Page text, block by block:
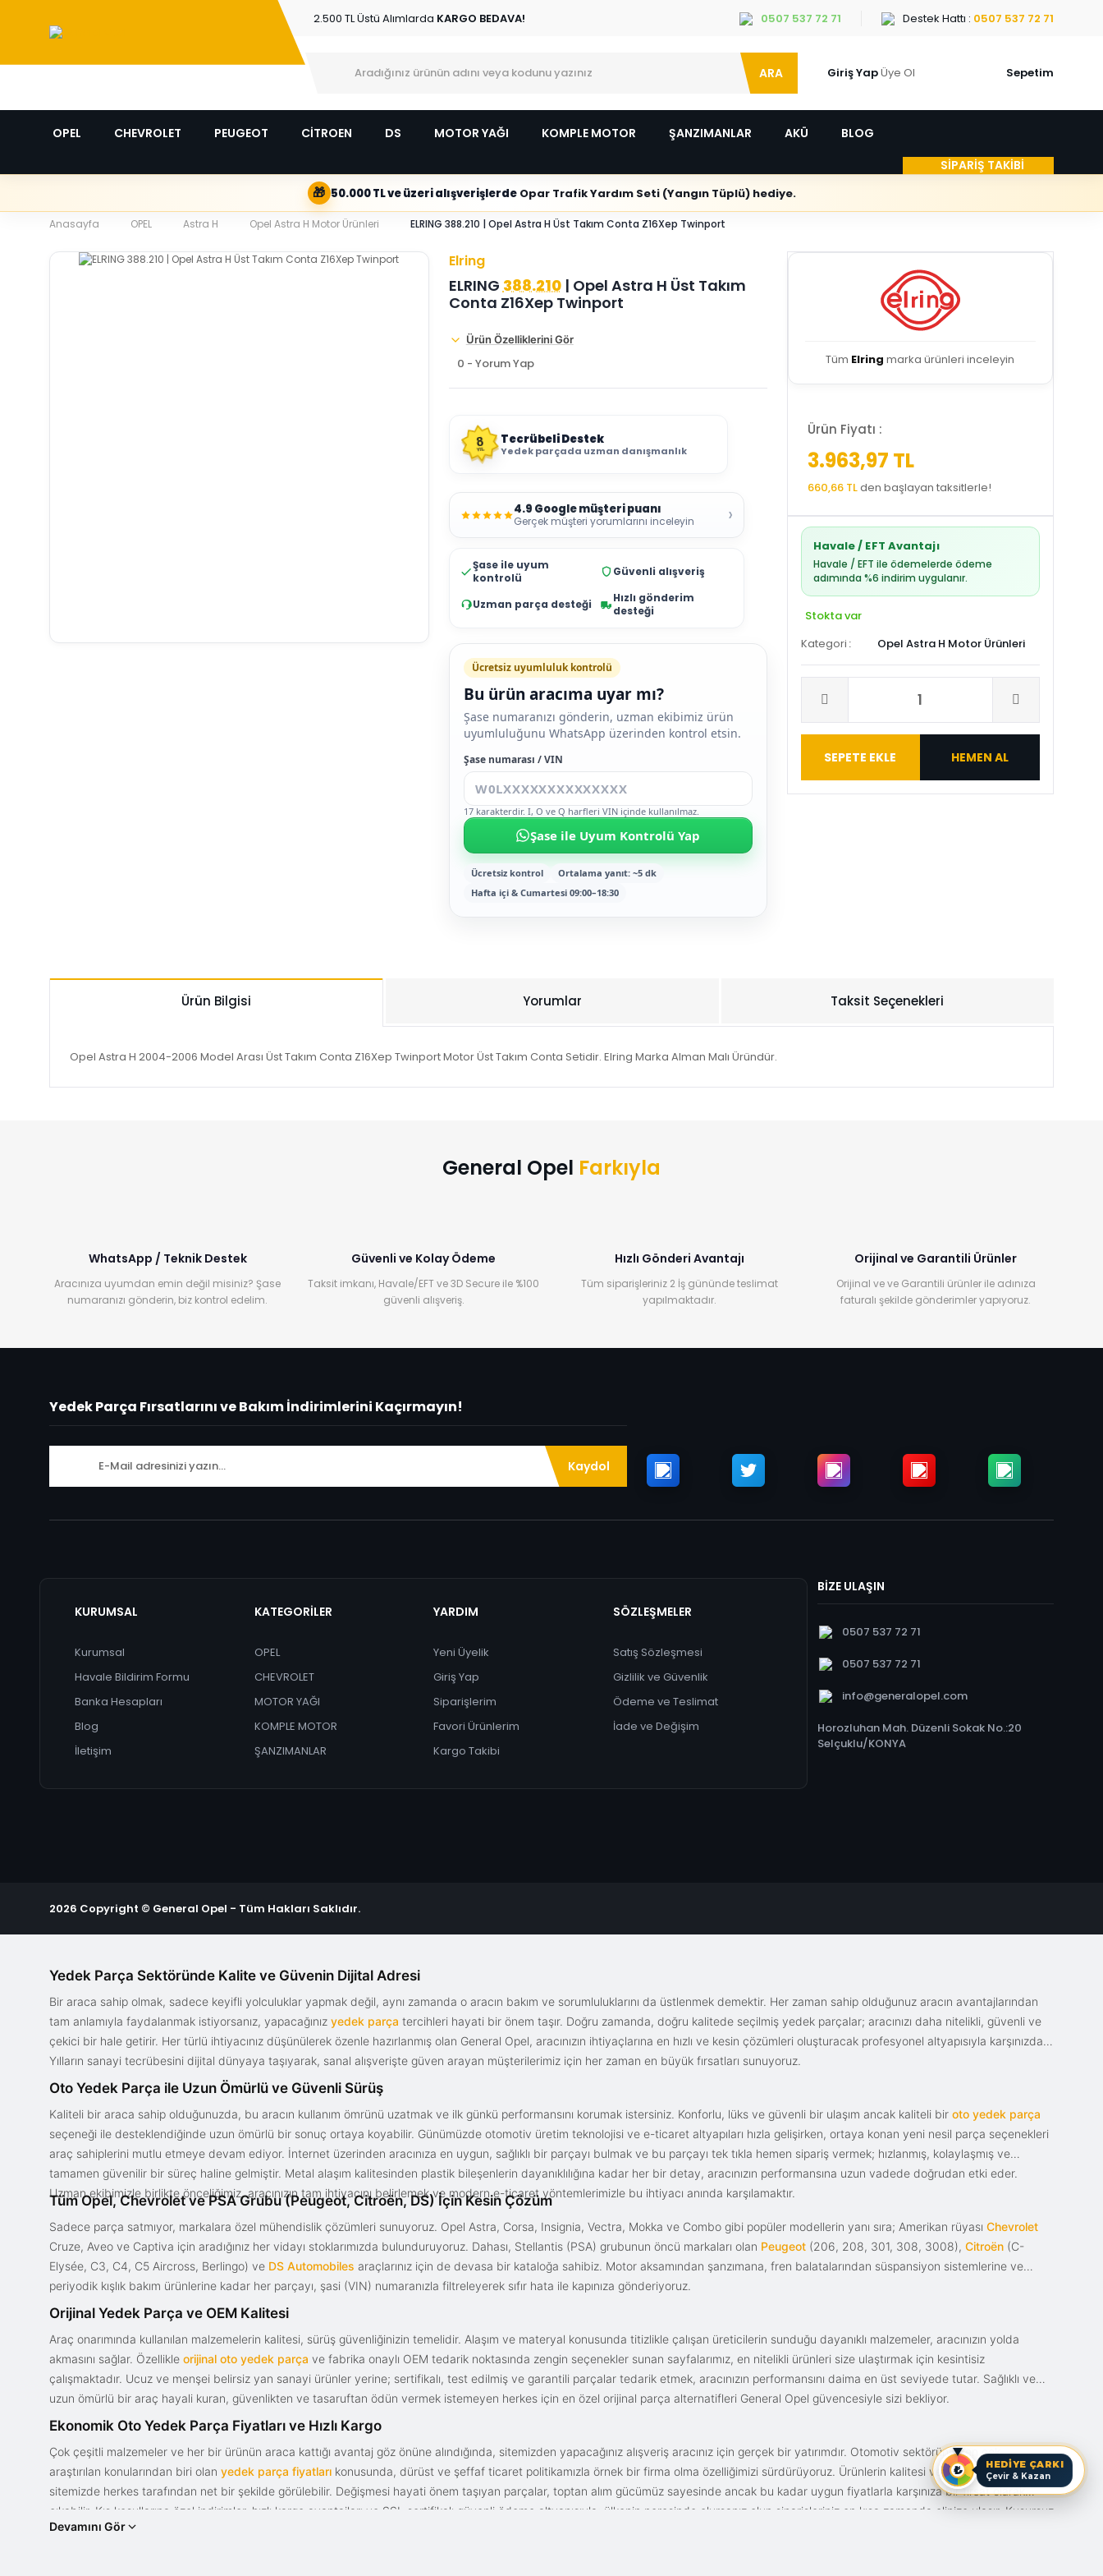
2.500 TL Üstü Alımlarda KARGO BEDAVA! 0507 537 72 71 Destek Hattı : 0507 537 72 71
ARA Giriş YapÜye Ol Sepetim
OPEL CHEVROLET PEUGEOT CİTROEN DS MOTOR YAĞI KOMPLE MOTOR ŞANZIMANLAR AKÜ
BLOG
SİPARİŞ TAKİBİ
🎁 50.000 TL ve üzeri alışverişlerdeOpar Trafik Yardım Seti (Yangın Tüplü) hediye.
Anasayfa OPEL Astra H Opel Astra H Motor Ürünleri ELRING 388.210 | Opel Astra H Üst Takım Conta Z16Xep Twinport
Elring
ELRING388.210| Opel Astra H Üst Takım
Conta Z16Xep Twinport
Ürün Özelliklerini Gör
0 - Yorum Yap
8
YIL
Tecrübeli Destek
Yedek parçada uzman danışmanlık
4.9 Google müşteri puanı
Gerçek müşteri yorumlarını inceleyin ›
Şase ile uyum
kontrolü
Güvenli alışveriş
Uzman parça desteği
Hızlı gönderim
desteği
Ücretsiz uyumluluk kontrolü
Bu ürün aracıma uyar mı?
Şase numaranızı gönderin, uzman ekibimiz ürün
uyumluluğunu WhatsApp üzerinden kontrol etsin.
Şase numarası / VIN
17 karakterdir. I, O ve Q harfleri VIN içinde kullanılmaz.
Şase ile Uyum Kontrolü Yap
Ücretsiz kontrol
Ortalama yanıt: ~5 dk
Hafta içi & Cumartesi 09:00–18:30
Tüm Elring marka ürünleri inceleyin
Ürün Fiyatı :
3.963,97 TL
660,66 TLden başlayan taksitlerle!
Havale / EFT Avantajı
Havale / EFT ile ödemelerde ödeme
adımında %6 indirim uygulanır.
Stokta var
Kategori
Opel Astra H Motor Ürünleri
SEPETE EKLE HEMEN AL
Ürün Bilgisi Yorumlar Taksit Seçenekleri
Opel Astra H 2004-2006 Model Arası Üst Takım Conta Z16Xep Twinport Motor Üst Takım Conta Setidir. Elring Marka Alman Malı Üründür.
General Opel Farkıyla
WhatsApp / Teknik Destek
Aracınıza uyumdan emin değil misiniz? Şase
numaranızı gönderin, biz kontrol edelim.
Güvenli ve Kolay Ödeme
Taksit imkanı, Havale/EFT ve 3D Secure ile %100
güvenli alışveriş.
Hızlı Gönderi Avantajı
Tüm siparişleriniz 2 İş gününde teslimat
yapılmaktadır.
Orijinal ve Garantili Ürünler
Orijinal ve ve Garantili ürünler ile adınıza
faturalı şekilde gönderimler yapıyoruz.
Yedek Parça Fırsatlarını ve Bakım İndirimlerini Kaçırmayın!
Kaydol
KURUMSAL
Kurumsal
Havale Bildirim Formu
Banka Hesapları
Blog
İletişim
KATEGORİLER
OPEL
CHEVROLET
MOTOR YAĞI
KOMPLE MOTOR
ŞANZIMANLAR
YARDIM
Yeni Üyelik
Giriş Yap
Siparişlerim
Favori Ürünlerim
Kargo Takibi
SÖZLEŞMELER
Satış Sözleşmesi
Gizlilik ve Güvenlik
Ödeme ve Teslimat
İade ve Değişim
BİZE ULAŞIN
0507 537 72 71
0507 537 72 71
info@generalopel.com
Horozluhan Mah. Düzenli Sokak No.:20
Selçuklu/KONYA
2026 Copyright © General Opel - Tüm Hakları Saklıdır.
HEDİYE ÇARKI
Çevir & Kazan
Yedek Parça Sektöründe Kalite ve Güvenin Dijital Adresi
Bir araca sahip olmak, sadece keyifli yolculuklar yapmak değil, aynı zamanda o aracın bakım ve sorumluluklarını da üstlenmek demektir. Her zaman sahip olduğunuz aracın avantajlarından
tam anlamıyla faydalanmak istiyorsanız, yapacağınız yedek parça tercihleri hayati bir önem taşır. Doğru zamanda, doğru kalitede seçilmiş yedek parçalar; aracınızı daha nitelikli, güvenli ve
çekici bir hale getirir. Her türlü ihtiyacınız düşünülerek özenle hazırlanmış olan General Opel, aracınızın ihtiyaçlarına en hızlı ve kesin çözümleri oluşturacak profesyonel altyapısıyla karşınızda.
Yılların sanayi tecrübesini dijital dünyaya taşıyarak, sanal alışverişte güven arayan müşterilerimiz için her zaman en büyük fırsatları sunuyoruz.
Oto Yedek Parça ile Uzun Ömürlü ve Güvenli Sürüş
Kaliteli bir araca sahip olduğunuzda, bu aracın kullanım ömrünü uzatmak ve ilk günkü performansını korumak istersiniz. Konforlu, lüks ve güvenli bir ulaşım ancak kaliteli bir oto yedek parça
seçeneği ile desteklendiğinde uzun ömürlü bir sonuç ortaya koyabilir. Günümüzde otomotiv üretim teknolojisi ve e-ticaret altyapıları hızla gelişirken, ortaya konan yeni nesil parça seçenekleri
araç sahiplerini mutlu etmeye devam ediyor. İnternet üzerinden aracınıza en uygun, sağlıklı bir parçayı bulmak ve bu parçayı tek tıkla hemen sipariş vermek; hızlanmış, kolaylaşmış ve
tamamen güvenilir bir süreç haline gelmiştir. Metal alaşım kalitesinden plastik bileşenlerin dayanıklılığına kadar her bir detay, aracınızın performansına uzun vadede doğrudan etki eder.
Uzman ekibimizle birlikte önceliğimiz, aracınızın tam ihtiyacını belirlemek ve modern e-ticaret yöntemlerimizle bu ihtiyacı anında karşılamaktır.
Tüm Opel, Chevrolet ve PSA Grubu (Peugeot, Citroën, DS) İçin Kesin Çözüm
Sadece parça satmıyor, markalara özel mühendislik çözümleri sunuyoruz. Opel Astra, Corsa, Insignia, Vectra, Mokka ve Combo gibi popüler modellerin yanı sıra; Amerikan rüyası Chevrolet
Cruze, Aveo ve Captiva için aradığınız her vidayı stoklarımızda bulunduruyoruz. Dahası, Stellantis (PSA) grubunun öncü markaları olan Peugeot (206, 208, 301, 308, 3008), Citroën (C-
Elysée, C3, C4, C5 Aircross, Berlingo) ve DS Automobiles araçlarınız için de devasa bir kataloğa sahibiz. Motor aksamından şanzımana, fren balatalarından süspansiyon sistemlerine ve
periyodik kışlık bakım ürünlerine kadar her parçayı, şasi (VIN) numaranızla filtreleyerek sıfır hata ile kapınıza gönderiyoruz.
Orijinal Yedek Parça ve OEM Kalitesi
Araç onarımında kullanılan malzemelerin kalitesi, sürüş güvenliğinizin temelidir. Alaşım ve materyal konusunda titizlikle çalışan üreticilerin sunduğu dayanıklı malzemeler, aracınızın yolda
akmasını sağlar. Özellikle orijinal oto yedek parça ve fabrika onaylı OEM tedarik noktasında zengin seçenekler sunan sayfalarımız, en nitelikli ürünleri size ulaştırmak için kesintisiz
çalışmaktadır. Ucuz ve menşei belirsiz yan sanayi ürünler yerine; sertifikalı, test edilmiş ve garantili parçalar tedarik etmek, aracınızın performansını daima en üst seviyede tutar. Sağlıklı ve
uzun ömürlü bir araç hayali kuran, güvenlikten ve tasaruftan ödün vermek istemeyen herkes için en özel orijinal parça alternatifleri General Opel güvencesiyle sizi bekliyor.
Ekonomik Oto Yedek Parça Fiyatları ve Hızlı Kargo
Çok çeşitli malzemeler ve her bir ürünün araca kattığı avantaj göz önüne alındığında, sitemizden yapacağınız alışveriş aracınız için gerçek bir yatırımdır. Otomotiv sektörünün en çok
araştırılan konularından biri olan yedek parça fiyatları konusunda, dürüst ve şeffaf ticaret politikamızla örnek bir firma olma özelliğimizi sürdürüyoruz. Ürünlerin kalitesi ve bunun fiyat karşılığı
sitemizde herkes tarafından net bir şekilde görülebilir. Değişmesi hayati önem taşıyan parçalar, toptan alım gücümüz sayesinde ancak bu kadar uygun fiyatlarla karşınıza bir fırsat olarak
çıkabilir. Kış koşullarına özel indirimler, hızlı kargo avantajları ve SSL sertifikalı güvenli ödeme altyapısıyla; ülkenin neresinde olursanız olun siparişleriniz en kısa zamanda elinize ulaşır. Kusursuz
bir tasarım ve güce sahip olan aracınızın değerini korumak, uygun fiyat avantajıyla parça kalitesini birleştirmek için doğru yerdesiniz.
Devamını Gör